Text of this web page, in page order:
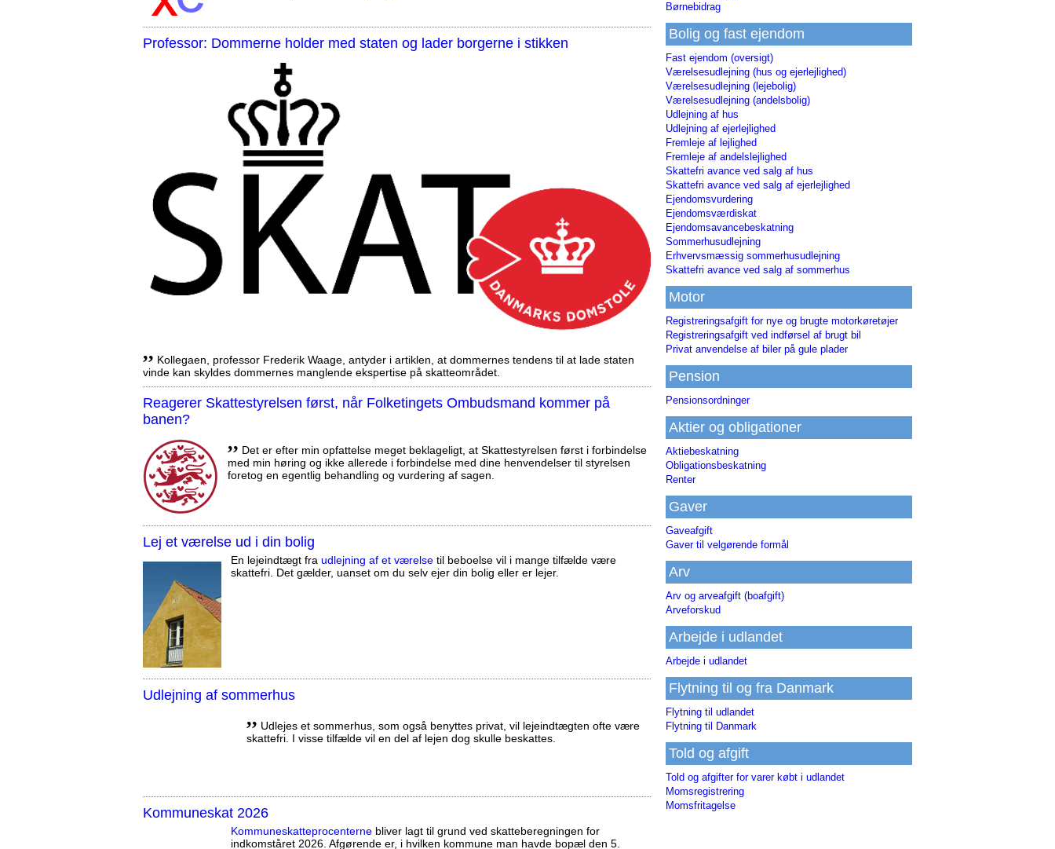
Professor: Dommerne holder med staten og lader borgerne i stikken
,, Kollegaen, professor Frederik Waage, antyder i artiklen, at dommernes tendens til at lade staten
vinde kan skyldes dommernes manglende ekspertise på skatteområdet.
Reagerer Skattestyrelsen først, når Folketingets Ombudsmand kommer på
banen?
,, Det er efter min opfattelse meget beklageligt, at Skattestyrelsen først i forbindelse
med min høring og ikke allerede i forbindelse med dine henvendelser til styrelsen
foretog en egentlig behandling og vurdering af sagen.
Lej et værelse ud i din bolig
En lejeindtægt fra udlejning af et værelse til beboelse vil i mange tilfælde være
skattefri. Det gælder, uanset om du selv ejer din bolig eller er lejer.
Udlejning af sommerhus
,, Udlejes et sommerhus, som også benyttes privat, vil lejeindtægten ofte være
skattefri. I visse tilfælde vil en del af lejen dog skulle beskattes.
Kommuneskat 2026
Kommuneskatte­procenterne bliver lagt til grund ved skatteberegningen for
indkomståret 2026. Afgørende er, i hvilken kommune man havde bopæl den 5.
Børnebidrag
Bolig og fast ejendom
Fast ejendom (oversigt)
Værelsesudlejning (hus og ejerlejlighed)
Værelsesudlejning (lejebolig)
Værelsesudlejning (andelsbolig)
Udlejning af hus
Udlejning af ejerlejlighed
Fremleje af lejlighed
Fremleje af andelslejlighed
Skattefri avance ved salg af hus
Skattefri avance ved salg af ejerlejlighed
Ejendomsvurdering
Ejendomsværdiskat
Ejendomsavancebeskatning
Sommerhusudlejning
Erhvervsmæssig sommerhusudlejning
Skattefri avance ved salg af sommerhus
Motor
Registreringsafgift for nye og brugte motorkøretøjer
Registreringsafgift ved indførsel af brugt bil
Privat anvendelse af biler på gule plader
Pension
Pensionsordninger
Aktier og obligationer
Aktiebeskatning
Obligationsbeskatning
Renter
Gaver
Gaveafgift
Gaver til velgørende formål
Arv
Arv og arveafgift (boafgift)
Arveforskud
Arbejde i udlandet
Arbejde i udlandet
Flytning til og fra Danmark
Flytning til udlandet
Flytning til Danmark
Told og afgift
Told og afgifter for varer købt i udlandet
Momsregistrering
Momsfritagelse